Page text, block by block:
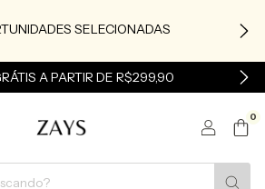
SELECIONADAS
A PARTIR DE R$299,90
0